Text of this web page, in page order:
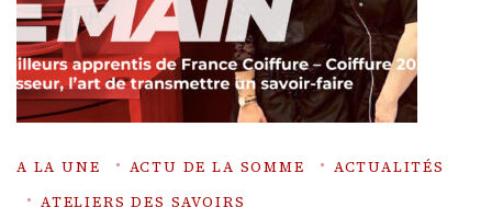
A LA UNE ACTU DE LA SOMME
ACTUALITÉS
ATELIERS DES SAVOIRS